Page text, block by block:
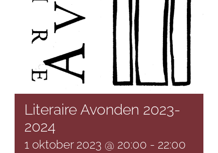
Literaire Avonden 2023-
2024
1 oktober 2023 @ 20:00 - 22:00